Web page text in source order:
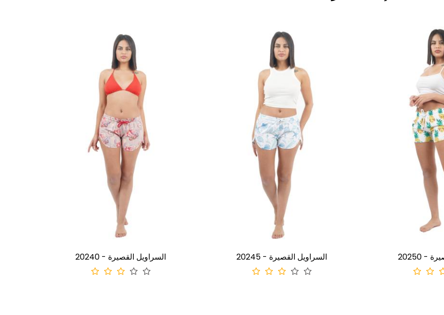
20240 - السراويل القصيرة 20245 - السراويل القصيرة القصيرة